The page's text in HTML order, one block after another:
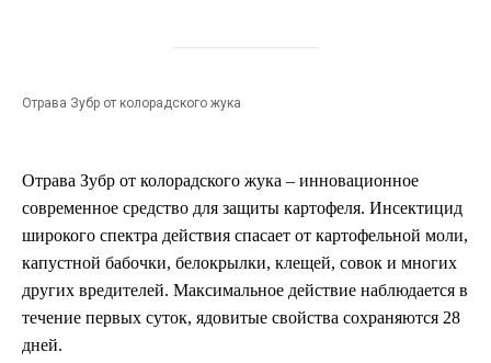
Отрава Зубр от колорадского жука
Отрава Зубр от колорадского жука – инновационное
современное средство для защиты картофеля. Инсектицид
широкого спектра действия спасает от картофельной моли,
капустной бабочки, белокрылки, клещей, совок и многих
других вредителей. Максимальное действие наблюдается в
течение первых суток, ядовитые свойства сохраняются 28
дней.